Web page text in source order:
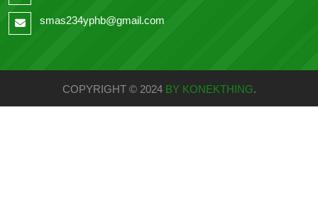
smas234yphb@gmail.com
COPYRIGHT © 2024 BY KONEKTHING.